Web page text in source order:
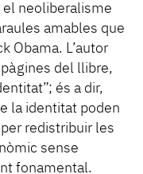
el neoliberalisme
amables que
Obama. L’autor
del llibre,
és a dir,
la identitat poden
redistribuir les
sense
fonamental.